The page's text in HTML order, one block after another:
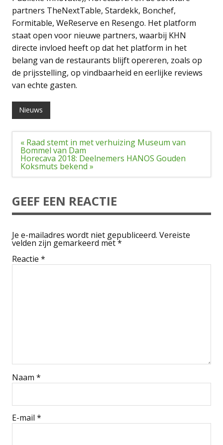
partners TheNextTable, Stardekk, Bonchef,
Formitable, WeReserve en Resengo. Het platform
staat open voor nieuwe partners, waarbij KHN
directe invloed heeft op dat het platform in het
belang van de restaurants blijft opereren, zoals op
de prijsstelling, op vindbaarheid en eerlijke reviews
van echte gasten.
Nieuws
Bericht
navigatie
« Raad stemt in met verhuizing Museum van
Bommel van Dam
Horecava 2018: Deelnemers HANOS Gouden
Koksmuts bekend »
GEEF EEN REACTIE
Je e-mailadres wordt niet gepubliceerd. Vereiste
velden zijn gemarkeerd met*
Reactie *
Naam *
E-mail *